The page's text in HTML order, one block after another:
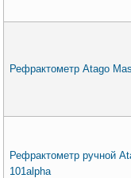
Рефрактометр Atago
Рефрактометр ручной
101alpha